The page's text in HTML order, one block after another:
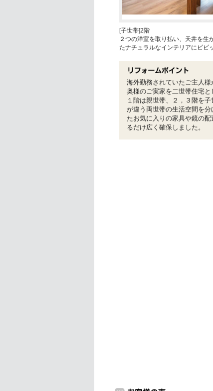
[子世帯]2階
２つの洋室を取り払い、天井を生
たナチュラルなインテリアにビビ
海外勤務されていたご主人
奥様のご実家を二世帯住宅と
１階は親世帯、２，３階を
が違う両世帯の生活空間を
たお気に入りの家具や鏡の
るだけ広く確保しました。